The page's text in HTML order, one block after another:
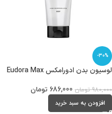
-30%
لوسیون بدن ادورامکس Eudora Max
980,000 تومان 686,000 تومان
افزودن به سبد خرید